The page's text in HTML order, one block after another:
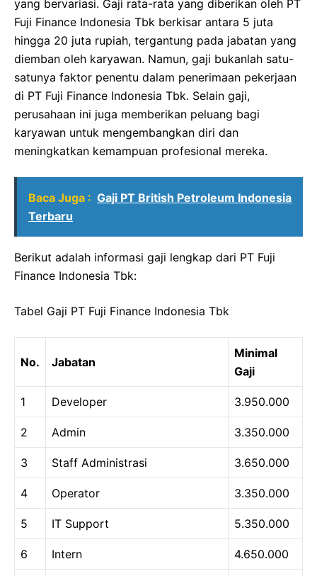
yang bervariasi. Gaji rata-rata yang diberikan oleh PT
Fuji Finance Indonesia Tbk berkisar antara 5 juta
hingga 20 juta rupiah, tergantung pada jabatan yang
diemban oleh karyawan. Namun, gaji bukanlah satu-
satunya faktor penentu dalam penerimaan pekerjaan
di PT Fuji Finance Indonesia Tbk. Selain gaji,
perusahaan ini juga memberikan peluang bagi
karyawan untuk mengembangkan diri dan
meningkatkan kemampuan profesional mereka.
Baca Juga : Gaji PT British Petroleum Indonesia
Terbaru
Berikut adalah informasi gaji lengkap dari PT Fuji
Finance Indonesia Tbk:
Tabel Gaji PT Fuji Finance Indonesia Tbk
No. Jabatan
Minimal
Gaji
1 Developer 3.950.000
2 Admin 3.350.000
3 Staff Administrasi 3.650.000
4 Operator 3.350.000
5 IT Support 5.350.000
6 Intern 4.650.000